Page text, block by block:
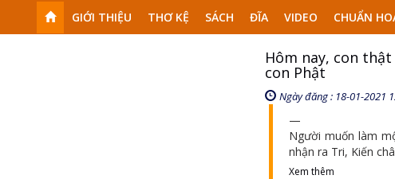
GIỚI THIỆU THƠ KỆ SÁCH ĐĨA VIDEO CHUẨN
Hôm nay, con
con Phật
Ngày đăng : 18-01-2021
Người muốn làm
nhận ra Tri, Kiến
Xem thêm